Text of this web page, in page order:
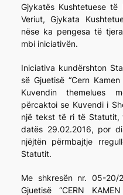
Gjykatës Kushtetuese të
Veriut, Gjykata
nëse ka pengesa të
mbi iniciativën.
Iniciativa kundërshton
së Gjuetisë “Cern
Kuvendin themelues
përcaktoi se Kuvendi i
një tekst të ri të Statutit,
datës 29.02.2016, por
njëjtën përmbajtje
Statutit.
Me shkresën nr. 05-20/
Gjuetisë “CERN